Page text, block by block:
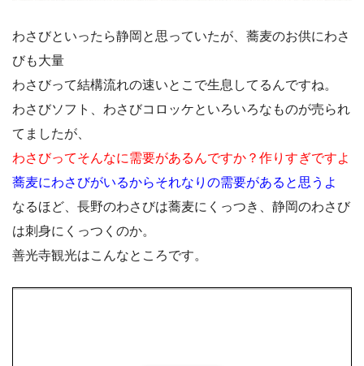
わさびといったら静岡と思っていたが、蕎麦のお供にわさ
びも大量
わさびって結構流れの速いとこで生息してるんですね。
わさびソフト、わさびコロッケといろいろなものが売られ
てましたが、
わさびってそんなに需要があるんですか？作りすぎですよ
蕎麦にわさびがいるからそれなりの需要があると思うよ
なるほど、長野のわさびは蕎麦にくっつき、静岡のわさび
は刺身にくっつくのか。
善光寺観光はこんなところです。